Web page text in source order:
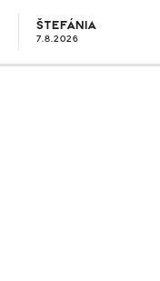
ŠTEFÁNIA
7.8.2026